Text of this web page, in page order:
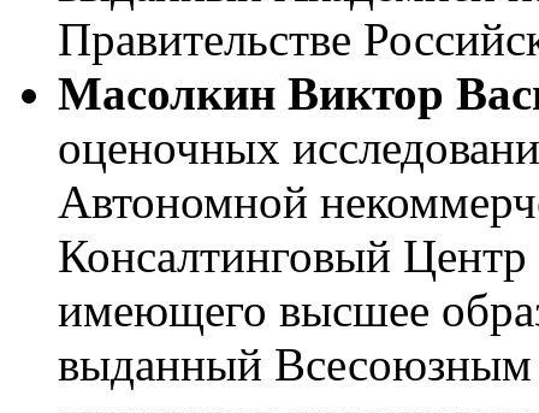
Правительстве
Масолкин Виктор
оценочных
Автономной
Консалтинговый Центр
имеющего высшее
выданный Всесоюзным